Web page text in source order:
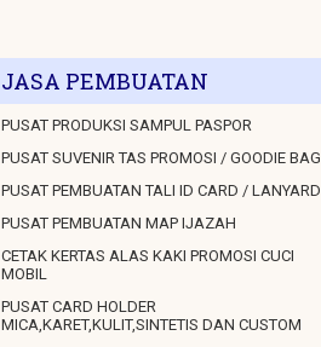
JASA PEMBUATAN
PUSAT PRODUKSI SAMPUL PASPOR
PUSAT SUVENIR TAS PROMOSI / GOODIE BAG
PUSAT PEMBUATAN TALI ID CARD / LANYARD
PUSAT PEMBUATAN MAP IJAZAH
CETAK KERTAS ALAS KAKI PROMOSI CUCI
MOBIL
PUSAT CARD HOLDER
MICA,KARET,KULIT,SINTETIS DAN CUSTOM